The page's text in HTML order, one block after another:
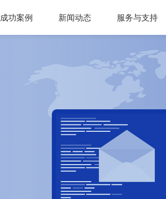
成功案例 新闻动态 服务与支持